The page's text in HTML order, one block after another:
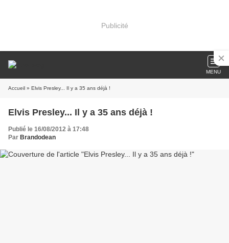
Publicité
MENU
Accueil » Elvis Presley... Il y a 35 ans déjà !
Elvis Presley... Il y a 35 ans déjà !
Publié le 16/08/2012 à 17:48
Par Brandodean